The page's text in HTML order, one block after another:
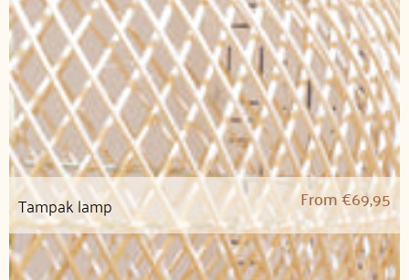
Tampak lamp From€69,95